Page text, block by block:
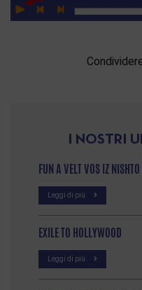
I NOSTRI
FUN A VELT VOS IZ
Leggi di più
EXILE TO HOLLYWOOD
Leggi di più